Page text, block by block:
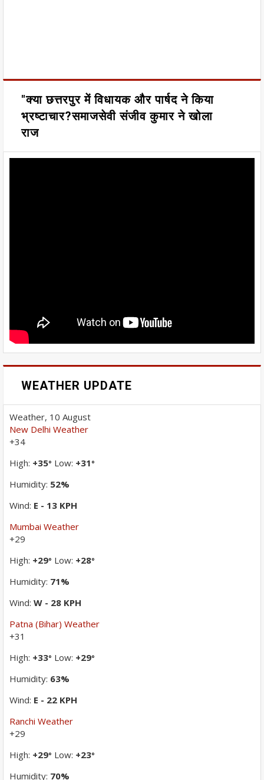
"क्या छत्तरपुर में विधायक और पार्षद ने किया
भ्रष्टाचार?समाजसेवी संजीव कुमार ने खोला
राज
WEATHER UPDATE
Weather, 10 August
New Delhi Weather
+34
High: +35° Low: +31°
Humidity: 52%
Wind: E - 13 KPH
Mumbai Weather
+29
High: +29° Low: +28°
Humidity: 71%
Wind: W - 28 KPH
Patna (Bihar) Weather
+31
High: +33° Low: +29°
Humidity: 63%
Wind: E - 22 KPH
Ranchi Weather
+29
High: +29° Low: +23°
Humidity: 70%